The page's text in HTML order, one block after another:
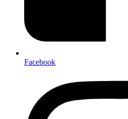
Facebook